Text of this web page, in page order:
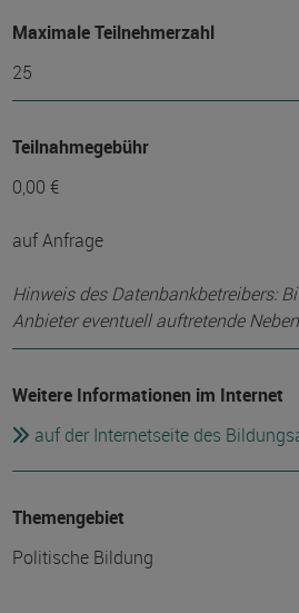
Maximale Teilnehmerzahl
25
Teilnahmegebühr
0,00 €
auf Anfrage
Hinweis des Datenbankbetreibers:
Anbieter eventuell auftretende
Weitere Informationen im Internet
auf der Internetseite des
Themengebiet
Politische Bildung